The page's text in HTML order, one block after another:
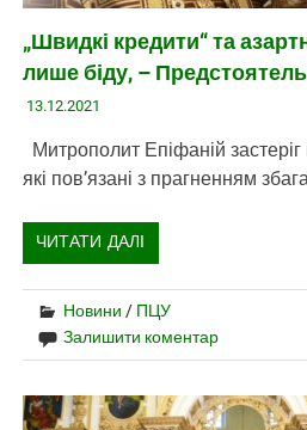
„Швидкі кредити“ та
лише біду, –
13.12.2021
Митрополит Епіфаній
які пов’язані з прагненням
ЧИТАТИ ДАЛІ
Новини / ПЦУ
Залишити коментар